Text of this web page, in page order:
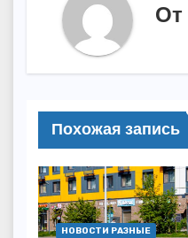
От
Похожая запись
НОВОСТИ РАЗНЫЕ